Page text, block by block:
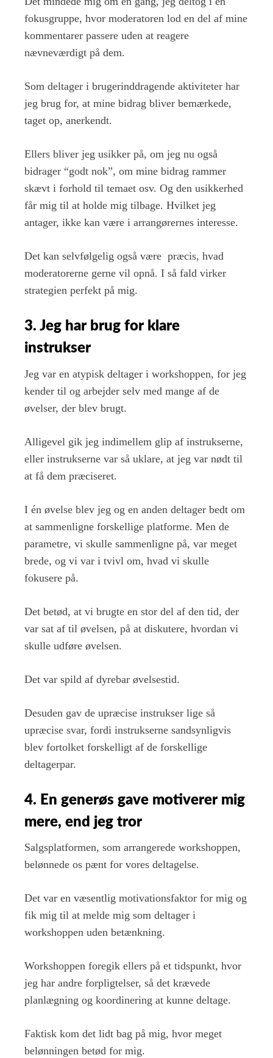
fokusgruppe, hvor moderatoren lod en del af mine
kommentarer passere uden at reagere
nævneværdigt på dem.
Som deltager i brugerinddragende aktiviteter har
jeg brug for, at mine bidrag bliver bemærkede,
taget op, anerkendt.
Ellers bliver jeg usikker på, om jeg nu også
bidrager “godt nok”, om mine bidrag rammer
skævt i forhold til temaet osv. Og den usikkerhed
får mig til at holde mig tilbage. Hvilket jeg
antager, ikke kan være i arrangørernes interesse.
Det kan selvfølgelig også være præcis, hvad
moderatorerne gerne vil opnå. I så fald virker
strategien perfekt på mig.
3. Jeg har brug for klare
instrukser
Jeg var en atypisk deltager i workshoppen, for jeg
kender til og arbejder selv med mange af de
øvelser, der blev brugt.
Alligevel gik jeg indimellem glip af instrukserne,
eller instrukserne var så uklare, at jeg var nødt til
at få dem præciseret.
I én øvelse blev jeg og en anden deltager bedt om
at sammenligne forskellige platforme. Men de
parametre, vi skulle sammenligne på, var meget
brede, og vi var i tvivl om, hvad vi skulle
fokusere på.
Det betød, at vi brugte en stor del af den tid, der
var sat af til øvelsen, på at diskutere, hvordan vi
skulle udføre øvelsen.
Det var spild af dyrebar øvelsestid.
Desuden gav de upræcise instrukser lige så
upræcise svar, fordi instrukserne sandsynligvis
blev fortolket forskelligt af de forskellige
deltagerpar.
4. En generøs gave motiverer mig
mere, end jeg tror
Salgsplatformen, som arrangerede workshoppen,
belønnede os pænt for vores deltagelse.
Det var en væsentlig motivationsfaktor for mig og
fik mig til at melde mig som deltager i
workshoppen uden betænkning.
Workshoppen foregik ellers på et tidspunkt, hvor
jeg har andre forpligtelser, så det krævede
planlægning og koordinering at kunne deltage.
Faktisk kom det lidt bag på mig, hvor meget
belønningen betød for mig.